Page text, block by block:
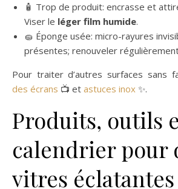
🧴 Trop de produit: encrasse et
Viser le léger film humide.
🧽 Éponge usée: micro-rayures
présentes; renouveler
Pour traiter d’autres surfaces sans
des écrans 📺 et astuces inox ✨.
Produits, outils
calendrier pour
vitres